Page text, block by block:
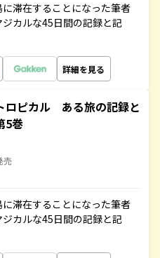
滞在することになった筆者
カルな45日間の記録と記
詳細を見る
ロピカル ある旅の記録と
5巻
売
滞在することになった筆者
カルな45日間の記録と記